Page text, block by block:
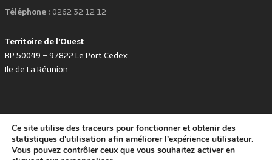
Téléphone : 0262 32 12 12
Territoire de l'Ouest
BP 50049 – 97822 Le Port Cedex
Ile de La Réunion
Développé avec favoritepar le Territoire de l'Ouest © www.tco.re -2026.
Politique de protection des données personnelles
Mentions légales
Accessibilité : non conforme
Ce site utilise des traceurs pour fonctionner et obtenir des
statistiques d'utilisation afin améliorer l'expérience utilisateur.
Vous pouvez contrôler ceux que vous souhaitez activer en